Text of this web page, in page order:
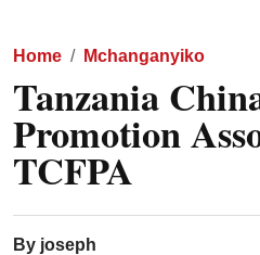
Home Mchanganyiko
Tanzania
Promotion
TCFPA
By joseph